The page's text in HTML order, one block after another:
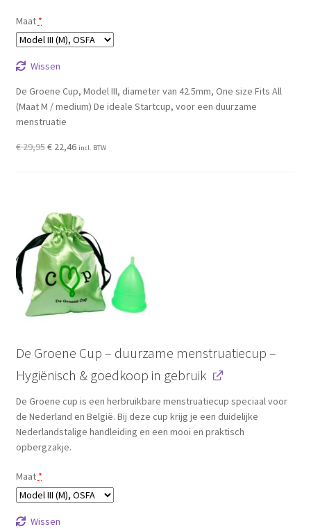
Maat *
Wissen
De Groene Cup, Model III, diameter van 42.5mm, One size Fits All
(Maat M / medium) De ideale Startcup, voor een duurzame
menstruatie
€29,95Oorspronkelijke
€22,46Huidige
incl. BTW
De Groene Cup – duurzame menstruatiecup –
Hygiënisch & goedkoop in gebruik
De Groene cup is een herbruikbare menstruatiecup speciaal voor
de Nederland en België. Bij deze cup krijg je een duidelijke
Nederlandstalige handleiding en een mooi en praktisch
opbergzakje.
Maat *
Wissen